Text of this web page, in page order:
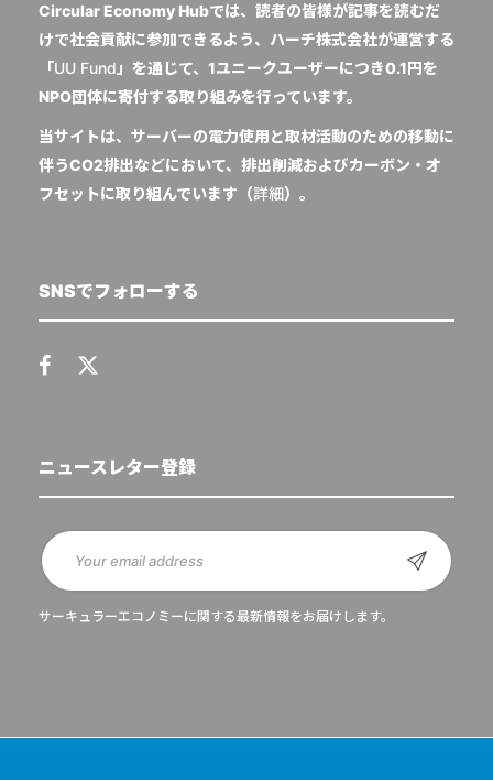
Circular Economy Hubでは、読者の皆様が記事を読むだ
けで社会貢献に参加できるよう、ハーチ株式会社が運営する
「UU Fund」を通じて、1ユニークユーザーにつき0.1円を
NPO団体に寄付する取り組みを行っています。
当サイトは、サーバーの電力使用と取材活動のための移動に
伴うCO2排出などにおいて、排出削減およびカーボン・オ
フセットに取り組んでいます（詳細）。
SNSでフォローする
ニュースレター登録
サーキュラーエコノミーに関する最新情報をお届けします。